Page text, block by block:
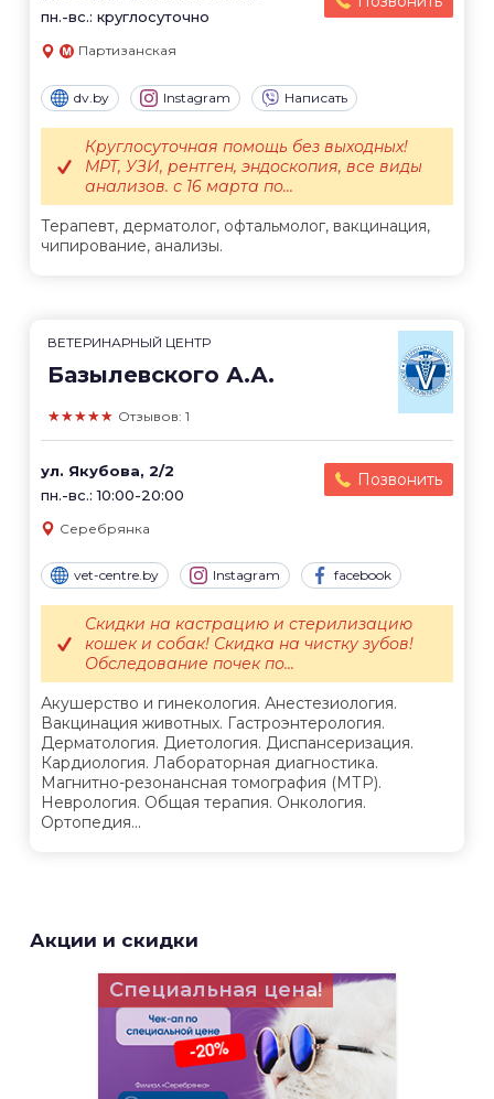
пн.-вс.: круглосуточно
Партизанская
dv.by Instagram Написать
Терапевт, дерматолог, офтальмолог, вакцинация,
чипирование, анализы.
Круглосуточная помощь без выходных!
МРТ, УЗИ, рентген, эндоскопия, все виды
анализов. с 16 марта по...
ВЕТЕРИНАРНЫЙ ЦЕНТР
Базылевского А.А.
★★★★★ Отзывов: 1
ул. Якубова, 2/2
пн.-вс.: 10:00-20:00
Позвонить
Серебрянка
vet-centre.by Instagram facebook
Акушерство и гинекология. Анестезиология.
Вакцинация животных. Гастроэнтерология.
Дерматология. Диетология. Диспансеризация.
Кардиология. Лабораторная диагностика.
Магнитно-резонансная томография (МТР).
Неврология. Общая терапия. Онкология.
Ортопедия...
Скидки на кастрацию и стерилизацию
кошек и собак! Скидка на чистку зубов!
Обследование почек по...
Акции и скидки
Специальная цена!